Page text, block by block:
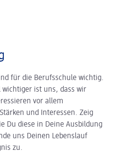
für die Berufsschule wichtig.
ist uns, dass wir
vor allem
und Interessen. Zeig
Du diese in Deine Ausbildung
uns Deinen Lebenslauf
zu.